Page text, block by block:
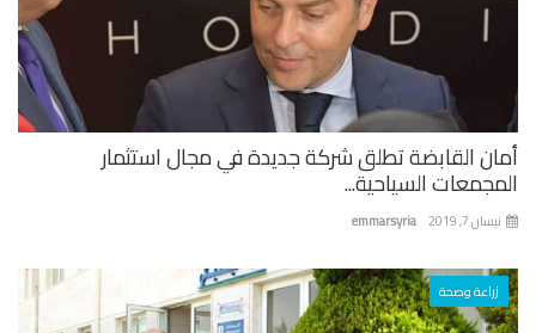
القابضة تطلق شركة جديدة في مجال استثمار
السياحية...
emmarsyria 7, 2019
زراعة وصحة